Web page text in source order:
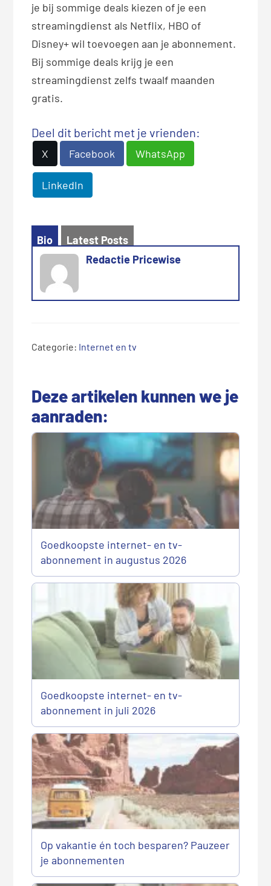
je bij sommige deals kiezen of je een
streamingdienst als Netflix, HBO of
Disney+ wil toevoegen aan je abonnement.
Bij sommige deals krijg je een
streamingdienst zelfs twaalf maanden
gratis.
Deel dit bericht met je vrienden:
X Facebook WhatsApp
LinkedIn
Bio
Latest Posts
Redactie Pricewise
Categorie: Internet en tv
Deze artikelen kunnen we je
aanraden:
Goedkoopste internet- en tv-
abonnement in augustus 2026
Goedkoopste internet- en tv-
abonnement in juli 2026
Op vakantie én toch besparen? Pauzeer
je abonnementen